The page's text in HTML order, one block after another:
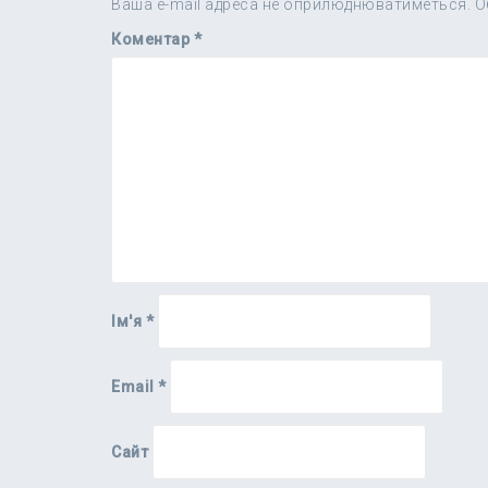
Ваша e-mail адреса не оприлюднюватиметься.
Коментар *
Ім'я *
Email *
Сайт